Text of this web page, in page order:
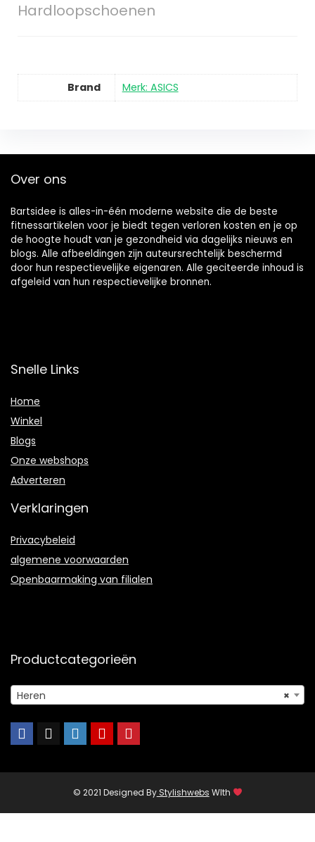
Hardloopschoenen
Brand Merk: ASICS
Over ons
Bartsidee is alles-in-één moderne website die de beste
fitnessartikelen voor je biedt tegen verloren kosten en je op
de hoogte houdt van je gezondheid via dagelijks nieuws en
blogs. Alle afbeeldingen zijn auteursrechtelijk beschermd
door hun respectievelijke eigenaren. Alle geciteerde inhoud is
afgeleid van hun respectievelijke bronnen.
Snelle Links
Home
Winkel
Blogs
Onze webshops
Adverteren
Verklaringen
Privacybeleid
algemene voorwaarden
Openbaarmaking van filialen
Productcategorieën
×
Heren
© 2021 Designed ByStylishwebs WIth